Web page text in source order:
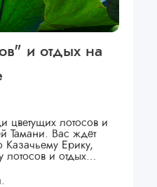
и отдых на
цветущих лотосов и
Тамани. Вас ждёт
Казачьему Ерику,
лотосов и отдых…